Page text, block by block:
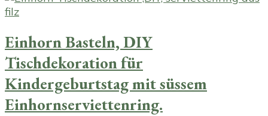
Einhorn Basteln, DIY
Tischdekoration für
Kindergeburtstag mit süssem
Einhornserviettenring.